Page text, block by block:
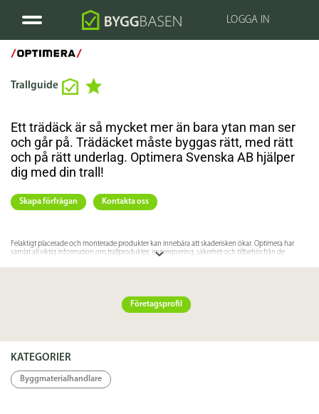
LOGGA IN
Trallguide
Ett trädäck är så mycket mer än bara ytan man ser
och går på. Trädäcket måste byggas rätt, med rätt
och på rätt underlag. Optimera Svenska AB hjälper
dig med din trall!
Skapa förfrågan Kontakta oss
Felaktigt placerade och monterade produkter kan innebära att skaderisken ökar. Optimera har
samlat all viktig information om trallprodukter, impregnering, säkerhet och tillbehör från de
yta med trallprodukter finns på vår hemsida.
Länkar
Företagsprofil
KATEGORIER
Byggmaterialhandlare